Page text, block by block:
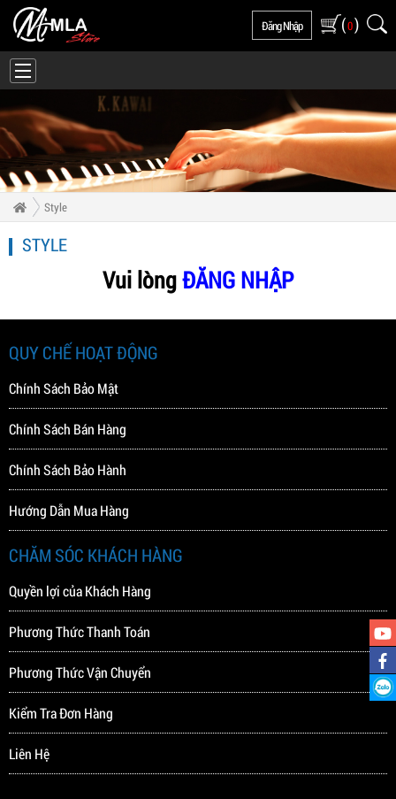
Đăng Nhập (0)
Style
STYLE
Vui lòngĐĂNG NHẬP
QUY CHẾ HOẠT ĐỘNG
Chính Sách Bảo Mật
Chính Sách Bán Hàng
Chính Sách Bảo Hành
Hướng Dẫn Mua Hàng
CHĂM SÓC KHÁCH HÀNG
Quyền lợi của Khách Hàng
Phương Thức Thanh Toán
Phương Thức Vận Chuyển
Kiểm Tra Đơn Hàng
Liên Hệ